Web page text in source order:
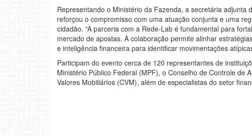
Representando o Ministério da Fazenda, a secretária adjunta
reforçou o compromisso com uma atuação conjunta e uma
cidadão. “A parceria com a Rede-Lab é fundamental para
mercado de apostas. A colaboração permite alinhar
e inteligência financeira para identificar movimentações
Participam do evento cerca de 120 representantes de
Ministério Público Federal (MPF), o Conselho de Controle de
Valores Mobiliários (CVM), além de especialistas do setor